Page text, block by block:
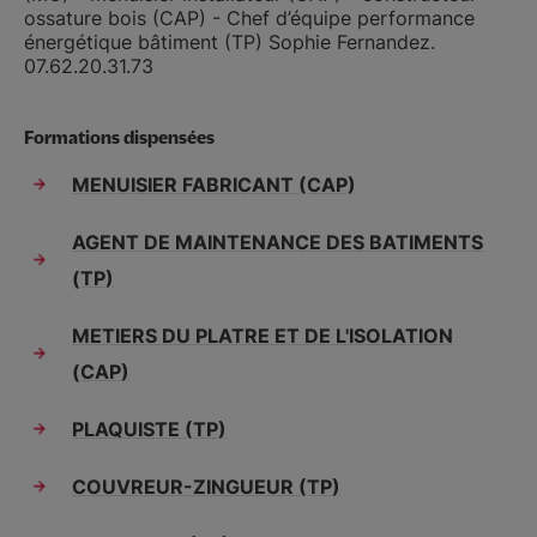
ossature bois (CAP) - Chef d’équipe performance
énergétique bâtiment (TP) Sophie Fernandez.
07.62.20.31.73
Formations dispensées
MENUISIER FABRICANT (CAP)
AGENT DE MAINTENANCE DES BATIMENTS
(TP)
METIERS DU PLATRE ET DE L'ISOLATION
(CAP)
PLAQUISTE (TP)
COUVREUR-ZINGUEUR (TP)